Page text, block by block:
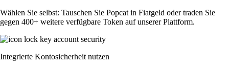
Wählen Sie selbst: Tauschen Sie Popcat in Fiatgeld oder traden Sie
gegen 400+ weitere verfügbare Token auf unserer Plattform.
Integrierte Kontosicherheit nutzen